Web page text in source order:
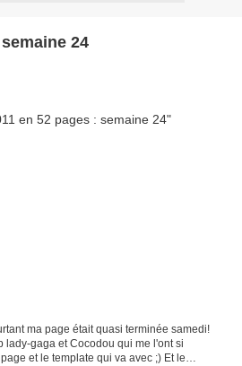
24
ma page était quasi terminée samedi!
lady-gaga et Cocodou qui me l'ont si
et le template qui va avec ;) Et le